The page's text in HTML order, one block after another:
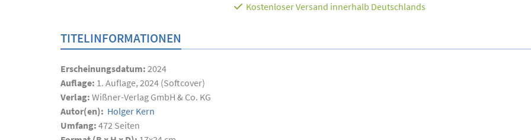
Kostenloser Versand innerhalb Deutschlands
TITELINFORMATIONEN
Erscheinungsdatum: 2024
Auflage: 1. Auflage, 2024 (Softcover)
Verlag: Wißner-Verlag GmbH & Co. KG
Autor(en): Holger Kern
Umfang: 472 Seiten